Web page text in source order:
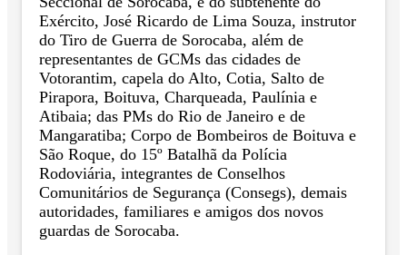
Exército, José Ricardo de Lima Souza, instrutor
do Tiro de Guerra de Sorocaba, além de
representantes de GCMs das cidades de
Votorantim, capela do Alto, Cotia, Salto de
Pirapora, Boituva, Charqueada, Paulínia e
Atibaia; das PMs do Rio de Janeiro e de
Mangaratiba; Corpo de Bombeiros de Boituva e
São Roque, do 15º Batalhã da Polícia
Rodoviária, integrantes de Conselhos
Comunitários de Segurança (Consegs), demais
autoridades, familiares e amigos dos novos
guardas de Sorocaba.